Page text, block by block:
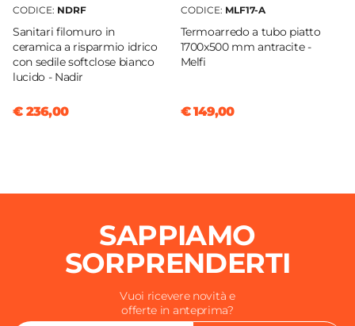
CODICE: NDRF
Sanitari filomuro in
ceramica a risparmio idrico
con sedile softclose bianco
lucido - Nadir
€ 236,00
CODICE: MLF17-A
Termoarredo a tubo piatto
1700x500 mm antracite -
Melfi
€ 149,00
SAPPIAMO
SORPRENDERTI
Vuoi ricevere novità e
offerte in anteprima?